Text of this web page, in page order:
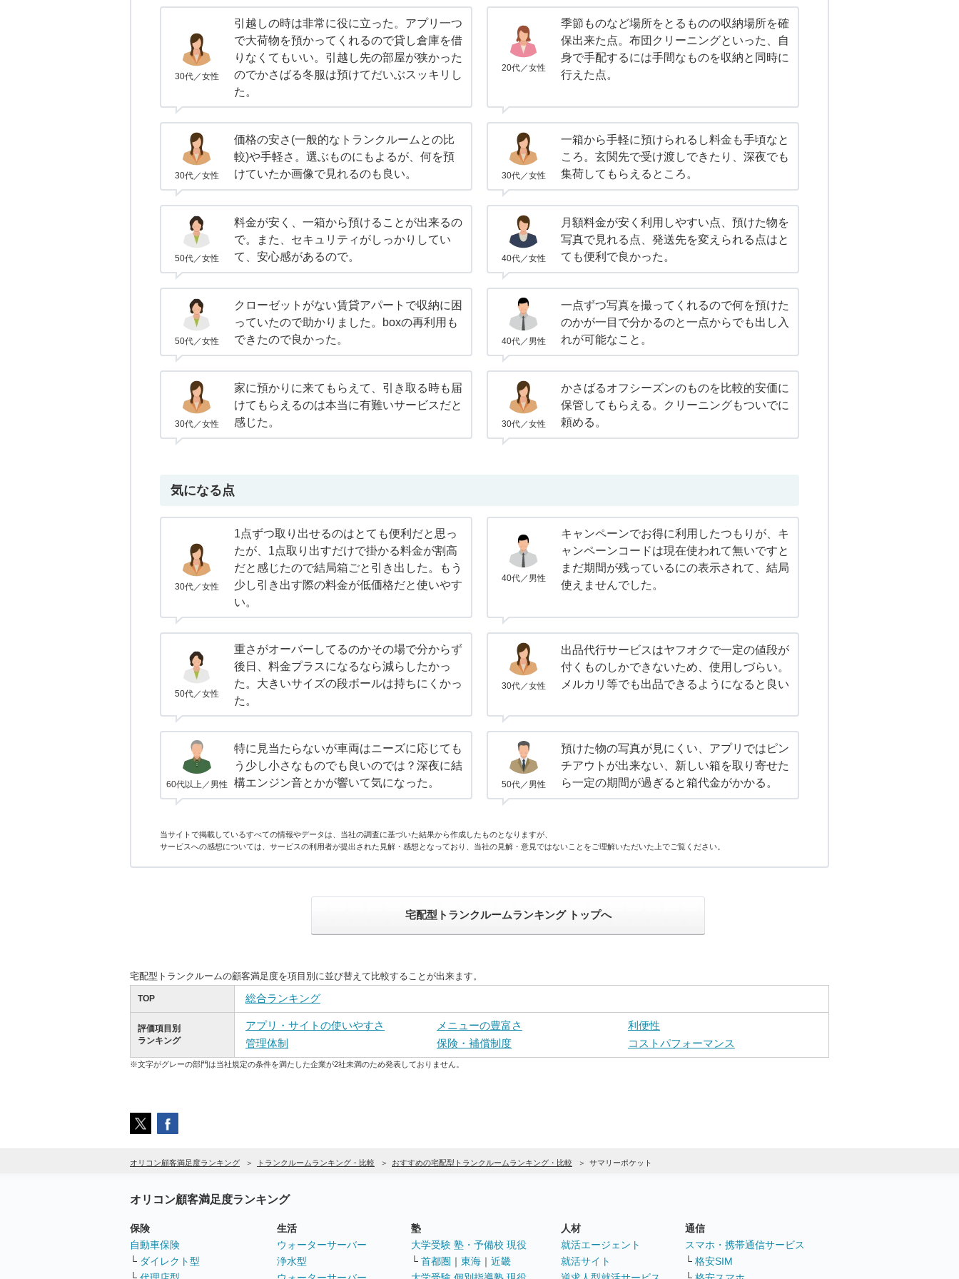
30代／女性
引越しの時は非常に役に立った。アプリ一つ
で大荷物を預かってくれるので貸し倉庫を借
りなくてもいい。引越し先の部屋が狭かった
のでかさばる冬服は預けてだいぶスッキリし
た。
20代／女性
季節ものなど場所をとるものの収納場所を確
保出来た点。布団クリーニングといった、自
身で手配するには手間なものを収納と同時に
行えた点。
30代／女性
価格の安さ(一般的なトランクルームとの比
較)や手軽さ。選ぶものにもよるが、何を預
けていたか画像で見れるのも良い。
30代／女性
一箱から手軽に預けられるし料金も手頃なと
ころ。玄関先で受け渡しできたり、深夜でも
集荷してもらえるところ。
50代／女性
料金が安く、一箱から預けることが出来るの
で。また、セキュリティがしっかりしてい
て、安心感があるので。
40代／女性
月額料金が安く利用しやすい点、預けた物を
写真で見れる点、発送先を変えられる点はと
ても便利で良かった。
50代／女性
クローゼットがない賃貸アパートで収納に困
っていたので助かりました。boxの再利用も
できたので良かった。
40代／男性
一点ずつ写真を撮ってくれるので何を預けた
のかが一目で分かるのと一点からでも出し入
れが可能なこと。
30代／女性
家に預かりに来てもらえて、引き取る時も届
けてもらえるのは本当に有難いサービスだと
感じた。
30代／女性
かさばるオフシーズンのものを比較的安価に
保管してもらえる。クリーニングもついでに
頼める。
気になる点
30代／女性
1点ずつ取り出せるのはとても便利だと思っ
たが、1点取り出すだけで掛かる料金が割高
だと感じたので結局箱ごと引き出した。もう
少し引き出す際の料金が低価格だと使いやす
い。
40代／男性
キャンペーンでお得に利用したつもりが、キ
ャンペーンコードは現在使われて無いですと
まだ期間が残っているにの表示されて、結局
使えませんでした。
50代／女性
重さがオーバーしてるのかその場で分からず
後日、料金プラスになるなら減らしたかっ
た。大きいサイズの段ボールは持ちにくかっ
た。
30代／女性
出品代行サービスはヤフオクで一定の値段が
付くものしかできないため、使用しづらい。
メルカリ等でも出品できるようになると良い
60代以上／男性
特に見当たらないが車両はニーズに応じても
う少し小さなものでも良いのでは？深夜に結
構エンジン音とかが響いて気になった。
50代／男性
預けた物の写真が見にくい、アプリではピン
チアウトが出来ない、新しい箱を取り寄せた
ら一定の期間が過ぎると箱代金がかかる。
当サイトで掲載しているすべての情報やデータは、当社の調査に基づいた結果から作成したものとなりますが、
サービスへの感想については、サービスの利用者が提出された見解・感想となっており、当社の見解・意見ではないことをご理解いただいた上でご覧ください。
宅配型トランクルームランキング トップへ
宅配型トランクルームの顧客満足度を項目別に並び替えて比較することが出来ます。
TOP 総合ランキング
評価項目別
ランキング
アプリ・サイトの使いやすさ メニューの豊富さ
利便性
管理体制
保険・補償制度 コストパフォーマンス
※文字がグレーの部門は当社規定の条件を満たした企業が2社未満のため発表しておりません。
オリコン顧客満足度ランキング トランクルームランキング・比較 おすすめの宅配型トランクルームランキング・比較 サマリーポケット
オリコン顧客満足度ランキング
保険
自動車保険
└ ダイレクト型
生活
ウォーターサーバー
浄水型
塾
大学受験 塾・予備校 現役
└ 首都圏 ｜ 東海 ｜ 近畿
人材
就活エージェント
就活サイト
通信
スマホ・携帯通信サービス
└ 格安SIM